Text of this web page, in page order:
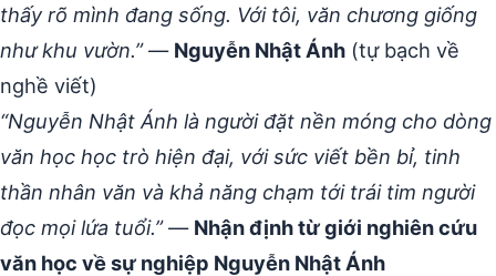
thấy rõ mình đang sống. Với tôi, văn chương giống
như khu vườn.”— Nguyễn Nhật Ánh (tự bạch về
nghề viết)
“Nguyễn Nhật Ánh là người đặt nền móng cho dòng
văn học học trò hiện đại, với sức viết bền bỉ, tinh
thần nhân văn và khả năng chạm tới trái tim người
đọc mọi lứa tuổi.”— Nhận định từ giới nghiên cứu
văn học về sự nghiệp Nguyễn Nhật Ánh